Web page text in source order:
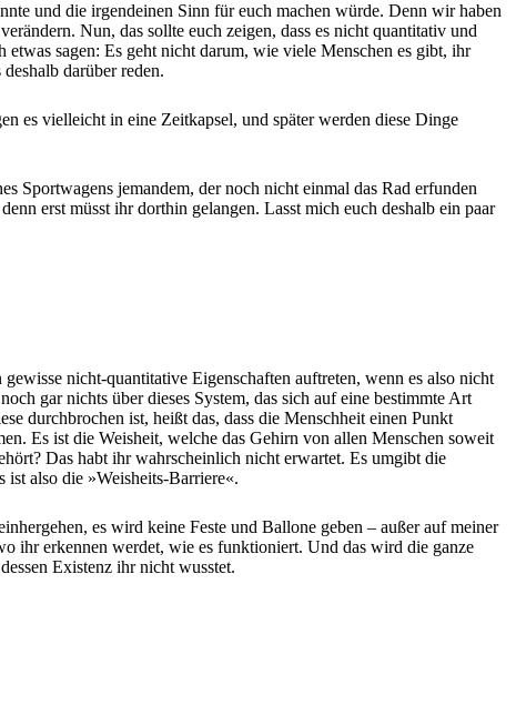
und die irgendeinen Sinn für euch machen würde. Denn wir haben
Nun, das sollte euch zeigen, dass es nicht quantitativ und
sagen: Es geht nicht darum, wie viele Menschen es gibt, ihr
darüber reden.
es vielleicht in eine Zeitkapsel, und später werden diese Dinge
Sportwagens jemandem, der noch nicht einmal das Rad erfunden
erst müsst ihr dorthin gelangen. Lasst mich euch deshalb ein paar
nicht-quantitative Eigenschaften auftreten, wenn es also nicht
gar nichts über dieses System, das sich auf eine bestimmte Art
durchbrochen ist, heißt das, dass die Menschheit einen Punkt
Es ist die Weisheit, welche das Gehirn von allen Menschen soweit
Das habt ihr wahrscheinlich nicht erwartet. Es umgibt die
also die »Weisheits-Barriere«.
es wird keine Feste und Ballone geben – außer auf meiner
ihr erkennen werdet, wie es funktioniert. Und das wird die ganze
Existenz ihr nicht wusstet.